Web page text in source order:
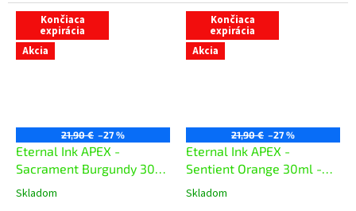
Končiaca
expirácia
Akcia
21,90 € –27 %
Eternal Ink APEX -
Sacrament Burgundy 30ml
- exp. 01/02/26
Skladom
Končiaca
expirácia
Akcia
21,90 € –27 %
Eternal Ink APEX -
Sentient Orange 30ml -
exp. 29/01/26
Skladom